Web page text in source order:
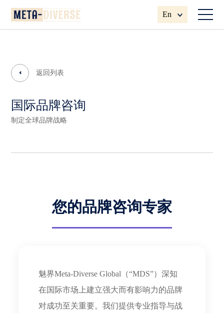
En
返回列表
国际品牌咨询
制定全球品牌战略
您的品牌咨询专家
魅界Meta-Diverse Global（“MDS”）深知
在国际市场上建立强大而有影响力的品牌
对成功至关重要。我们提供专业指导与战